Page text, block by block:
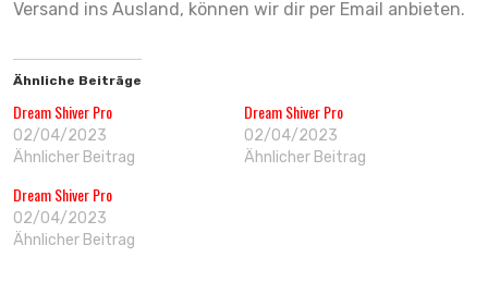
Versand ins Ausland, können wir dir per Email anbieten.
Ähnliche Beiträge
Dream Shiver Pro
02/04/2023
Ähnlicher Beitrag
Dream Shiver Pro
02/04/2023
Ähnlicher Beitrag
Dream Shiver Pro
02/04/2023
Ähnlicher Beitrag